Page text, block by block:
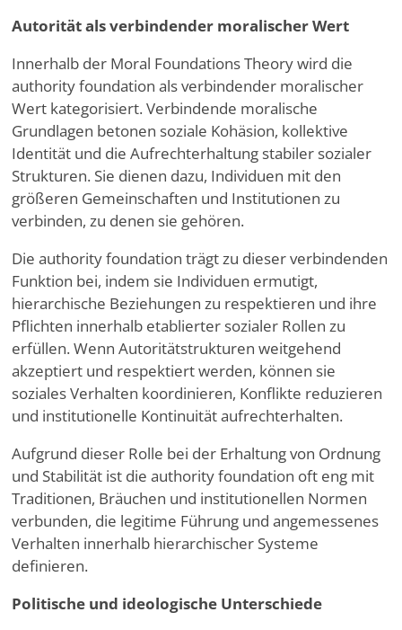
Autorität als verbindender moralischer Wert
Innerhalb der Moral Foundations Theory wird die
authority foundation als verbindender moralischer
Wert kategorisiert. Verbindende moralische
Grundlagen betonen soziale Kohäsion, kollektive
Identität und die Aufrechterhaltung stabiler sozialer
Strukturen. Sie dienen dazu, Individuen mit den
größeren Gemeinschaften und Institutionen zu
verbinden, zu denen sie gehören.
Die authority foundation trägt zu dieser verbindenden
Funktion bei, indem sie Individuen ermutigt,
hierarchische Beziehungen zu respektieren und ihre
Pflichten innerhalb etablierter sozialer Rollen zu
erfüllen. Wenn Autoritätstrukturen weitgehend
akzeptiert und respektiert werden, können sie
soziales Verhalten koordinieren, Konflikte reduzieren
und institutionelle Kontinuität aufrechterhalten.
Aufgrund dieser Rolle bei der Erhaltung von Ordnung
und Stabilität ist die authority foundation oft eng mit
Traditionen, Bräuchen und institutionellen Normen
verbunden, die legitime Führung und angemessenes
Verhalten innerhalb hierarchischer Systeme
definieren.
Politische und ideologische Unterschiede